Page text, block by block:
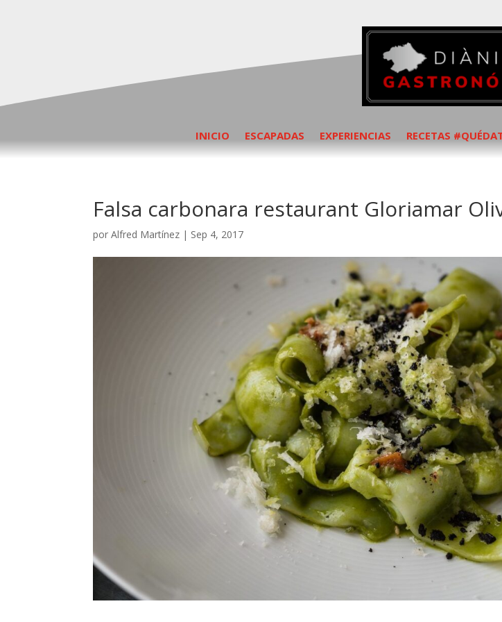
INICIO ESCAPADAS EXPERIENCIAS RECETAS
Falsa carbonara restaurant Gloriamar
porAlfred Martínez | Sep 4, 2017